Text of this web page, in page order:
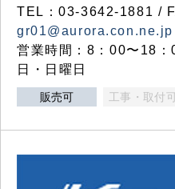
TEL：03-3642-1881 /
gr01@aurora.con.ne.jp
営業時間：8：00〜18
日・日曜日
販売可 工事・取付